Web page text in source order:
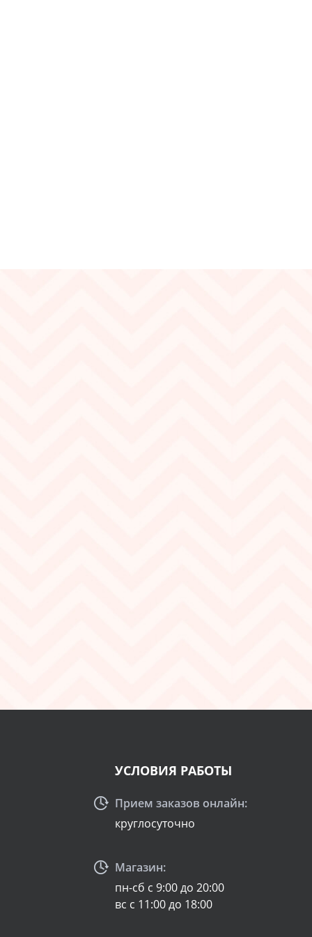
УСЛОВИЯ РАБОТЫ
Прием заказов онлайн:
круглосуточно
Магазин:
пн-сб с 9:00 до 20:00
вс с 11:00 до 18:00